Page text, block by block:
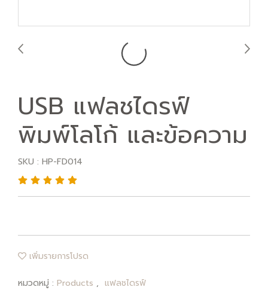
USB แฟลชไดรฟ์
พิมพ์โลโก้ และข้อความ
SKU : HP-FD014
เพิ่มรายการโปรด
หมวดหมู่ : Products , แฟลชไดรฟ์